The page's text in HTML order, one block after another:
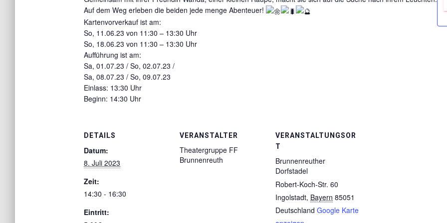
Auf dem Weg erleben die beiden jede menge Abenteuer!
Kartenvorverkauf ist am:
So, 11.06.23 von 11:30 – 13:30 Uhr
So, 18.06.23 von 11:30 – 13:30 Uhr
Aufführung ist am:
Sa, 01.07.23 / So, 02.07.23 /
Sa, 08.07.23 / So, 09.07.23
Einlass: 13:30 Uhr
Beginn: 14:30 Uhr
DETAILS
Datum:
8. Juli 2023
Zeit:
14:30 - 16:30
Eintritt:
VERANSTALTER
Theatergruppe FF
Brunnenreuth
VERANSTALTUNGSOR
T
Brunnenreuther
Dorfstadel
Robert-Koch-Str. 60
Ingolstadt, Bayern 85051
Deutschland Google Karte